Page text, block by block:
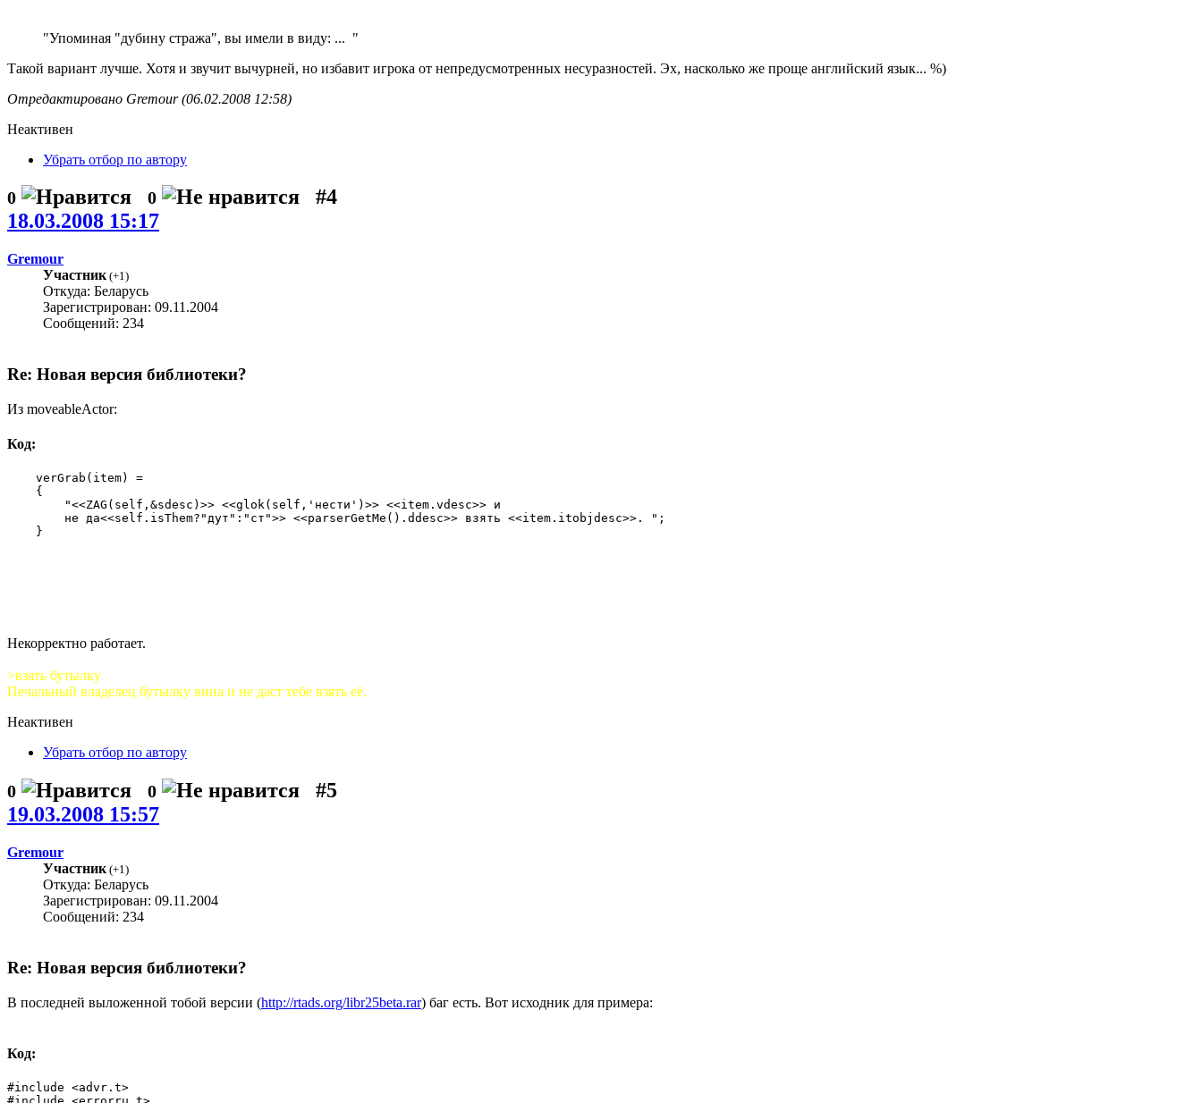
"Упоминая "дубину стража", вы имели в виду: ... "
Такой вариант лучше. Хотя и звучит вычурней, но избавит игрока от непредусмотренных несуразностей. Эх, насколько же проще английский язык... %)
Отредактировано Gremour (06.02.2008 12:58)
Неактивен
Убрать отбор по автору
0 0
#4
18.03.2008 15:17
Gremour
Участник(+1)
Откуда: Беларусь
Зарегистрирован: 09.11.2004
Сообщений: 234
Re: Новая версия библиотеки?
Из moveableActor:
Код:
    verGrab(item) =
    {
        "<<ZAG(self,&sdesc)>> <<glok(self,'нести')>> <<item.vdesc>> и
        не да<<self.isThem?"дут":"ст">> <<parserGetMe().ddesc>> взять <<item.itobjdesc>>. ";
    }
Некорректно работает.
>взять бутылку
Печальный владелец бутылку вина и не даст тебе взять её.
Неактивен
Убрать отбор по автору
0 0
#5
19.03.2008 15:57
Gremour
Участник(+1)
Откуда: Беларусь
Зарегистрирован: 09.11.2004
Сообщений: 234
Re: Новая версия библиотеки?
В последней выложенной тобой версии (http://rtads.org/libr25beta.rar) баг есть. Вот исходник для примера:
Код:
#include <advr.t>